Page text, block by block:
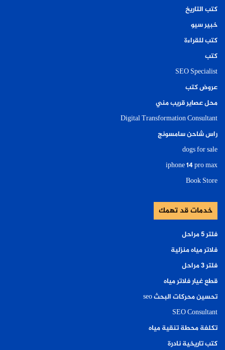
كتب التاريخ
خبير سيو
كتب للقراءة
كتب
SEO Specialist
عروض كتب
محل عصاير قريب مني
Digital Transformation Consultant
راس شاحن سامسونج
dogs for sale
iphone 14 pro max
Book Store
خدمات قد تهمك
فلتر ٥ مراحل
فلاتر مياه منزلية
فلتر ٣ مراحل
قطع غيار فلاتر مياه
تحسين محركات البحث seo
SEO Consultant
تكلفة محطة تنقية مياه
كتب تاريخية نادرة